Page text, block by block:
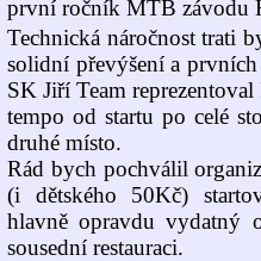
první ročník MTB závodu
Technická náročnost trati
solidní převýšení a
SK Jiří Team
tempo od startu po celé
druhé místo.
Rád bych pochválil
(i dětského 50Kč)
hlavně opravdu vydatný
sousední restauraci.